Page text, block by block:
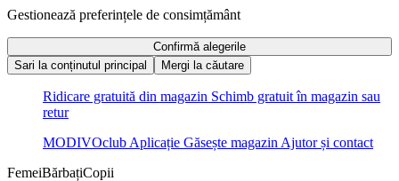
Gestionează preferințele de consimțământ
Confirmă alegerile
Sari la conținutul principal
Mergi la căutare
Ridicare gratuită din magazin Schimb gratuit în magazin sau
retur
MODIVOclub Aplicație Găsește magazin Ajutor și contact
FemeiBărbațiCopii